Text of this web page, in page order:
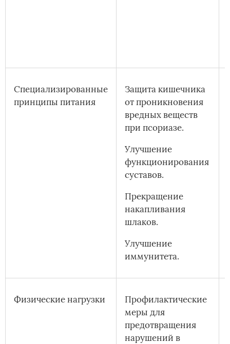
Специализированные
принципы питания
Защита кишечника
от проникновения
вредных веществ
при псориазе.
Улучшение
функционирования
суставов.
Прекращение
накапливания
шлаков.
Улучшение
иммунитета.
Физические нагрузки
Профилактические
меры для
предотвращения
нарушений в